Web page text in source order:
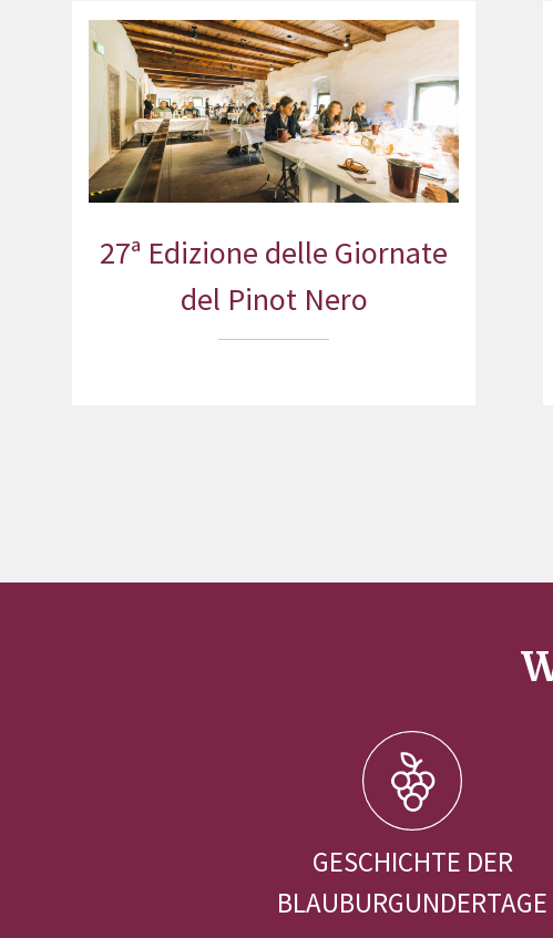
27ª Edizione delle Giornate
del Pinot Nero
GESCHICHTE DER
BLAUBURGUNDERTAGE